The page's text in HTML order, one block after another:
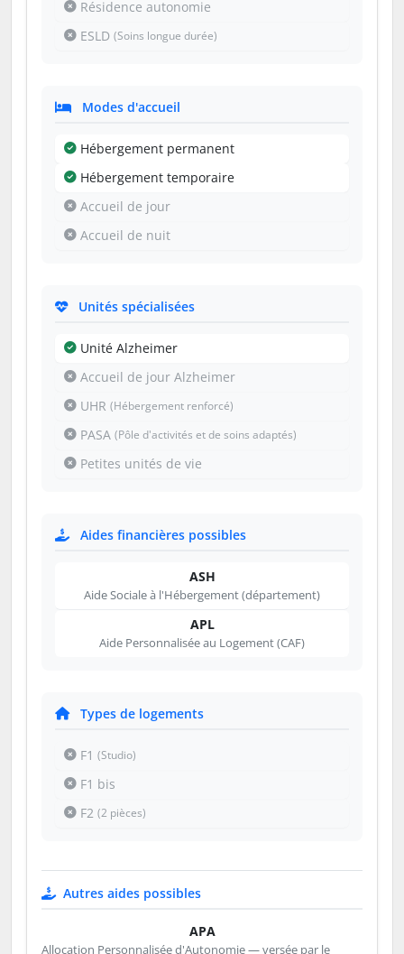
Résidence autonomie
ESLD (Soins longue durée)
Modes d'accueil
Hébergement permanent
Hébergement temporaire
Accueil de jour
Accueil de nuit
Unités spécialisées
Unité Alzheimer
Accueil de jour Alzheimer
UHR (Hébergement renforcé)
PASA (Pôle d'activités et de soins adaptés)
Petites unités de vie
Aides financières possibles
ASH
Aide Sociale à l'Hébergement (département)
APL
Aide Personnalisée au Logement (CAF)
Types de logements
F1 (Studio)
F1 bis
F2 (2 pièces)
Autres aides possibles
APA
Allocation Personnalisée d'Autonomie — versée par le